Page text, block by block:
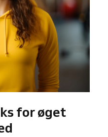
for øget